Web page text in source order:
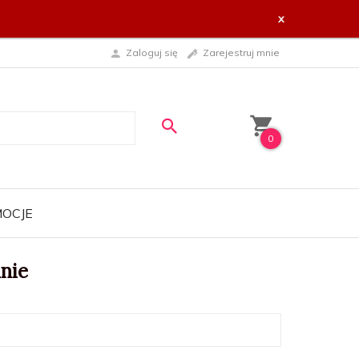
x
Zaloguj się Zarejestruj mnie
0